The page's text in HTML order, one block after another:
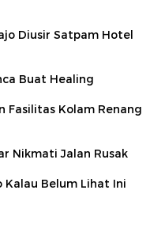
Buat Healing
Fasilitas Kolam Renang
Nikmati Jalan Rusak
Kalau Belum Lihat Ini